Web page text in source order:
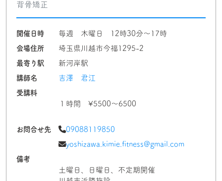
背骨矯正
開催日時
毎週 木曜日 12時30分〜17時
会場住所
埼玉県川越市今福1295-2
最寄り駅
新河岸駅
講師名
吉澤 君江
受講料
１時間 ¥5500〜6500
お問合せ先
09088119850
yoshizawa.kimie.fitness@gmail.com
備考
土曜日、日曜日、不定期開催